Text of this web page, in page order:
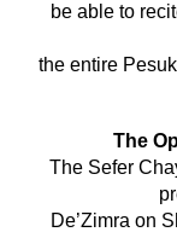
be able to
the entire
The
The Sefer
De’Zimra on